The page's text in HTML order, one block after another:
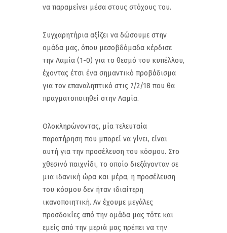
να παραμείνει μέσα στους στόχους του.
Συγχαρητήρια αξίζει να δώσουμε στην
ομάδα μας, όπου μεσοβδόμαδα κέρδισε
την Λαμία (1-0) για το θεσμό του κυπέλλου,
έχοντας έτσι ένα σημαντικό προβάδισμα
για τον επαναληπτικό στις 7/2/18 που θα
πραγματοποιηθεί στην Λαμία.
Ολοκληρώνοντας, μία τελευταία
παρατήρηση που μπορεί να γίνει, είναι
αυτή για την προσέλευση του κόσμου. Στο
χθεσινό παιχνίδι, το οποίο διεξάγονταν σε
μια ιδανική ώρα και μέρα, η προσέλευση
του κόσμου δεν ήταν ιδιαίτερη
ικανοποιητική. Αν έχουμε μεγάλες
προσδοκίες από την ομάδα μας τότε και
εμείς από την μεριά μας πρέπει να την